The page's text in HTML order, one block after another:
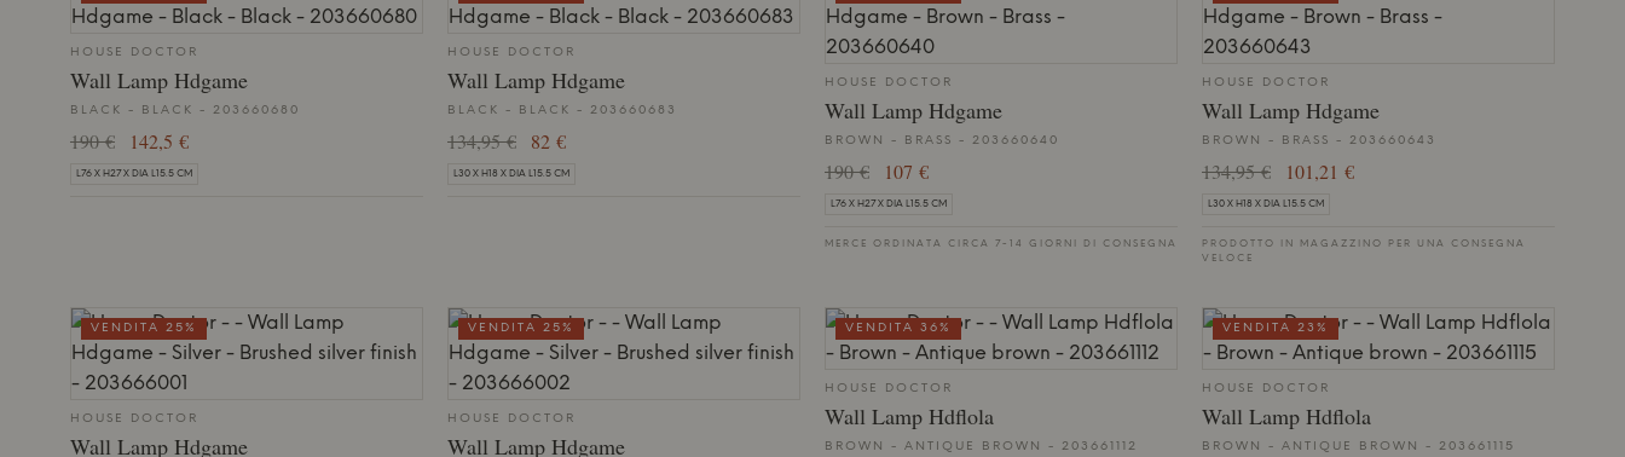
HOUSE DOCTOR
Wall Lamp Hdgame
BLACK - BLACK - 203660680
190 € 142,5 €
L76 X H27 X DIA L15.5 CM
HOUSE DOCTOR
Wall Lamp Hdgame
BLACK - BLACK - 203660683
134,95 € 82 €
L30 X H18 X DIA L15.5 CM
HOUSE DOCTOR
Wall Lamp Hdgame
BROWN - BRASS - 203660640
190 € 107 €
L76 X H27 X DIA L15.5 CM
MERCE ORDINATA CIRCA 7-14 GIORNI DI CONSEGNA
HOUSE DOCTOR
Wall Lamp Hdgame
BROWN - BRASS - 203660643
134,95 € 101,21 €
L30 X H18 X DIA L15.5 CM
PRODOTTO IN MAGAZZINO PER UNA CONSEGNA
VELOCE
HOUSE DOCTOR
Wall Lamp Hdgame
VENDITA 25%
HOUSE DOCTOR
Wall Lamp Hdgame
VENDITA 25%
HOUSE DOCTOR
Wall Lamp Hdflola
BROWN - ANTIQUE BROWN - 203661112
VENDITA 36%
HOUSE DOCTOR
Wall Lamp Hdflola
BROWN - ANTIQUE BROWN - 203661115
VENDITA 23%